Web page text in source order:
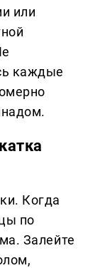
или
каждые
Когда
по
Залейте